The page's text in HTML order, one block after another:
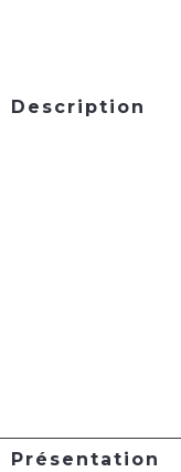
Description
Présentation